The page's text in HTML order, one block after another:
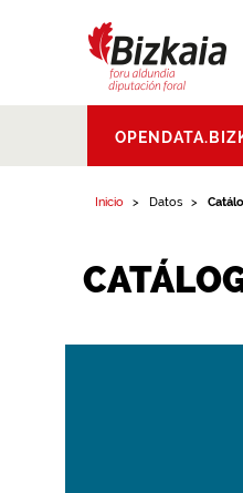
Aldundia.
Foral de Bizkaia
Inicio Datos